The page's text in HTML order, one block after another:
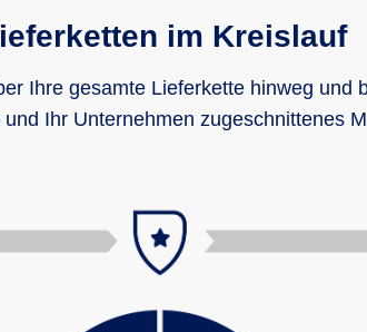
im Kreislauf
Ihre gesamte Lieferkette hinweg und
Ihr Unternehmen zugeschnittenes